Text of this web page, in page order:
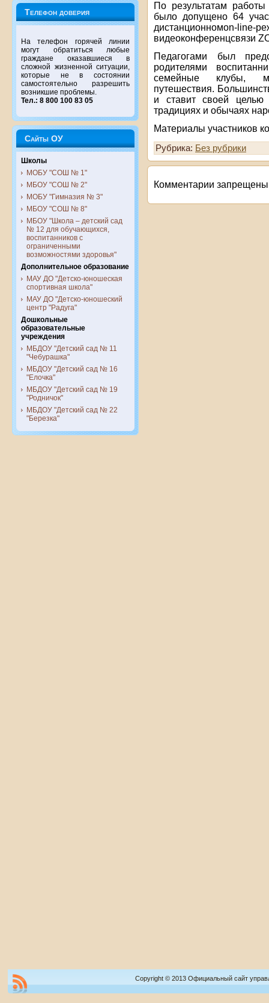
Телефон доверия
На телефон горячей линии
могут обратиться любые
граждане оказавшиеся в
сложной жизненной ситуации,
которые не в состоянии
самостоятельно разрешить
возникшие проблемы.
Тел.: 8 800 100 83 05
Сайты ОУ
Школы
МОБУ "СОШ № 1"
МБОУ "СОШ № 2"
МОБУ "Гимназия № 3"
МБОУ "СОШ № 8"
МБОУ "Школа – детский сад
№ 12 для обучающихся,
воспитанников с
ограниченными
возможностями здоровья"
Дополнительное образование
МАУ ДО "Детско-юношеская
спортивная школа"
МАУ ДО "Детско-юношеский
центр "Радуга"
Дошкольные
образовательные
учреждения
МБДОУ "Детский сад № 11
"Чебурашка"
МБДОУ "Детский сад № 16
"Елочка"
МБДОУ "Детский сад № 19
"Родничок"
МБДОУ "Детский сад № 22
"Березка"
По результатам
было допущено 64
дистанционномon-
видеоконференцсвязи
Педагогами был
родителями
семейные клубы,
путешествия.
и ставит своей целью
традициях и обычаях
Материалы участников
Рубрика: Без рубрики
Комментарии
Copyright © 2013 Официальный сайт